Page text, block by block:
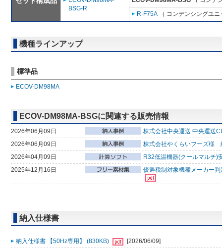
BSG-R
R-F75A （ コンデンシングユ
機種ラインアップ
標準品
ECOV-DM98MA
ECOV-DM98MA-BSGに関連する販売情報
2026年06月09日
株式会社中央運送 中央運送
2026年06月09日
株式会社やくらいフーズ様
2026年04月09日
R32低温機器(クールマルチ)
2025年12月16日
優遇税制対象機種メーカー
納入仕様書
納入仕様書 【50Hz専用】 (830KB)
[2026/06/09]